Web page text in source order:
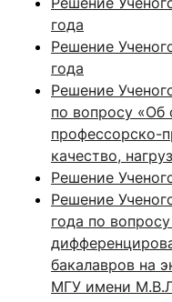
года
Решение
года
Решение
по вопросу «Об
профессорско-
качество,
Решение
Решение
года по
бакалавров на
МГУ имени